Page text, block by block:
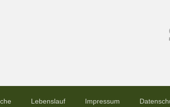
Lebenslauf Impressum